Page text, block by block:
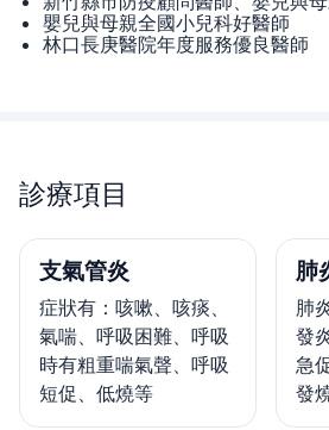
嬰兒與母親全國小兒科好醫師
林口長庚醫院年度服務優良醫師
診療項目
支氣管炎
症狀有：咳嗽、咳痰、
氣喘、呼吸困難、呼吸
時有粗重喘氣聲、呼吸
短促、低燒等
肺
肺
發
急
發